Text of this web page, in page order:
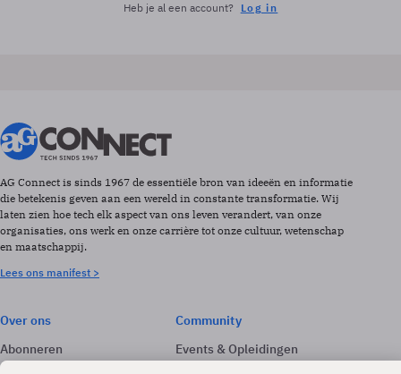
Heb je al een account? Log in
AG Connect is sinds 1967 de essentiële bron van ideeën en informatie
die betekenis geven aan een wereld in constante transformatie. Wij
laten zien hoe tech elk aspect van ons leven verandert, van onze
organisaties, ons werk en onze carrière tot onze cultuur, wetenschap
en maatschappij.
Lees ons manifest >
Over ons
Abonneren
Adverteren
Community
Events & Opleidingen